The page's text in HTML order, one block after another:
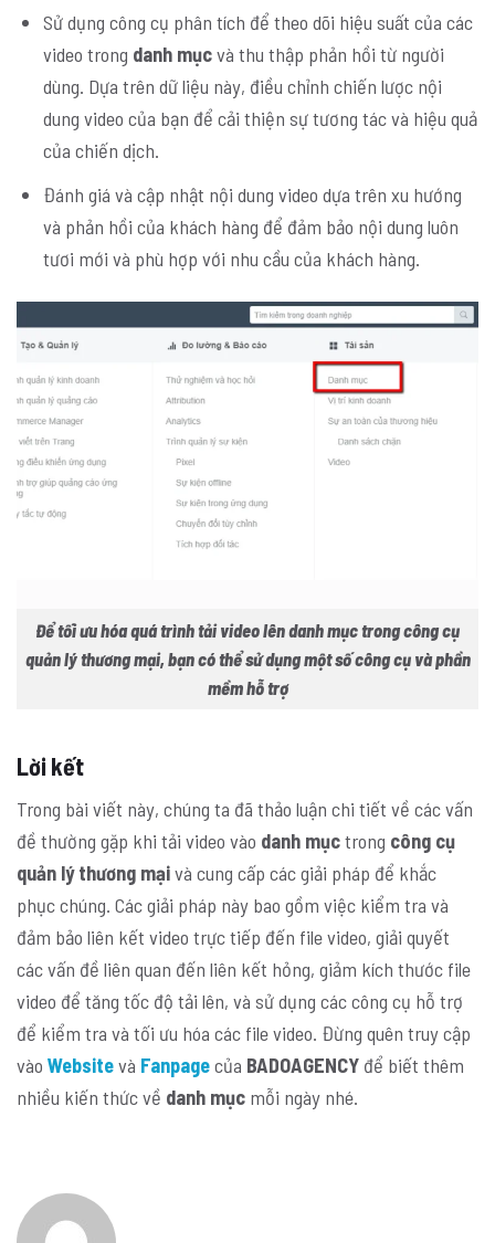
Sử dụng công cụ phân tích để theo dõi hiệu suất của các
video trong danh mụcvà thu thập phản hồi từ người
dùng. Dựa trên dữ liệu này, điều chỉnh chiến lược nội
dung video của bạn để cải thiện sự tương tác và hiệu quả
của chiến dịch.
Đánh giá và cập nhật nội dung video dựa trên xu hướng
và phản hồi của khách hàng để đảm bảo nội dung luôn
tươi mới và phù hợp với nhu cầu của khách hàng.
Để tối ưu hóa quá trình tải video lên danh mục trong công cụ
quản lý thương mại, bạn có thể sử dụng một số công cụ và phần
mềm hỗ trợ
Lời kết
Trong bài viết này, chúng ta đã thảo luận chi tiết về các vấn
đề thường gặp khi tải video vào danh mụctrong công cụ
quản lý thương mạivà cung cấp các giải pháp để khắc
phục chúng. Các giải pháp này bao gồm việc kiểm tra và
đảm bảo liên kết video trực tiếp đến file video, giải quyết
các vấn đề liên quan đến liên kết hỏng, giảm kích thước file
video để tăng tốc độ tải lên, và sử dụng các công cụ hỗ trợ
để kiểm tra và tối ưu hóa các file video. Đừng quên truy cập
vào Websitevà Fanpagecủa BADOAGENCY để biết thêm
nhiều kiến thức về danh mục mỗi ngày nhé.